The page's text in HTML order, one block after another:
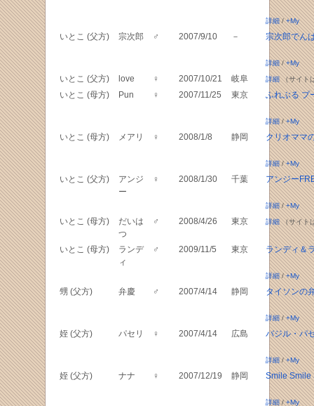
詳細/+My
いとこ (父方) 宗次郎 ♂ 2007/9/10 － 宗次郎でん
詳細/+My
いとこ (父方) love ♀ 2007/10/21 岐阜 詳細（サイト
いとこ (母方) Pun ♀ 2007/11/25 東京 ふれぶる プ
詳細/+My
いとこ (母方) メアリ ♀ 2008/1/8 静岡 クリオママ
詳細/+My
いとこ (父方)
アンジ
ー
♀ 2008/1/30 千葉 アンジー
詳細/+My
いとこ (母方)
だいは
つ
♂ 2008/4/26 東京 詳細（サイト
いとこ (母方)
ランデ
ィ
♂ 2009/11/5 東京 ランディ＆
詳細/+My
甥 (父方) 弁慶 ♂ 2007/4/14 静岡 タイソンの
詳細/+My
姪 (父方) パセリ ♀ 2007/4/14 広島 バジル・パ
詳細/+My
姪 (父方) ナナ ♀ 2007/12/19 静岡 Smile Smile
詳細/+My